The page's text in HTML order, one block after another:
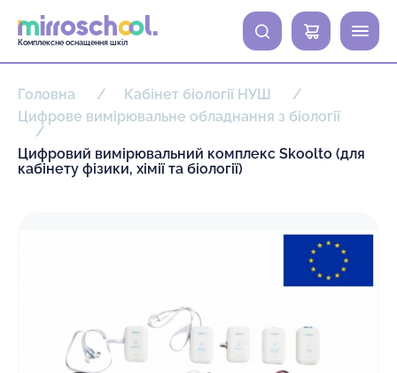
Комплексне оснащення шкіл
0
Головна
Кабінет біології НУШ
Цифрове вимірювальне обладнання з біології
Цифровий вимірювальний комплекс Skoolto (для
кабінету фізики, хімії та біології)